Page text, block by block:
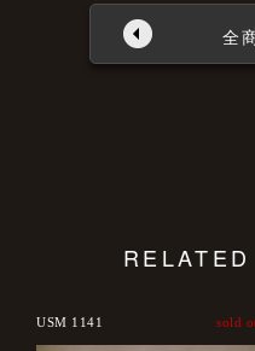
全
USM 1141 sold